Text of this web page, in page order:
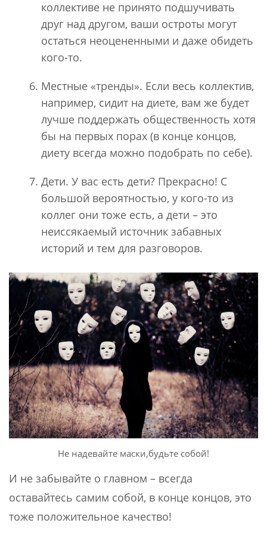
коллективе не принято подшучивать
друг над другом, ваши остроты могут
остаться неоцененными и даже обидеть
кого-то.
Местные «тренды». Если весь коллектив,
например, сидит на диете, вам же будет
лучше поддержать общественность хотя
бы на первых порах (в конце концов,
диету всегда можно подобрать по себе).
Дети. У вас есть дети? Прекрасно! С
большой вероятностью, у кого-то из
коллег они тоже есть, а дети – это
неиссякаемый источник забавных
историй и тем для разговоров.
Не надевайте маски,будьте собой!
И не забывайте о главном – всегда
оставайтесь самим собой, в конце концов, это
тоже положительное качество!